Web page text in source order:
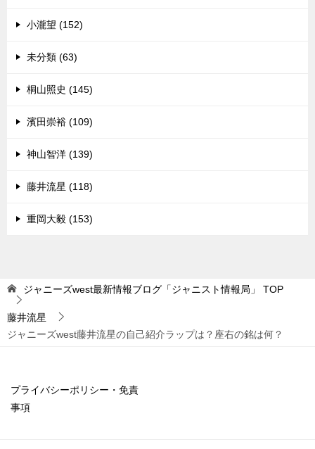
小瀧望 (152)
未分類 (63)
桐山照史 (145)
濱田崇裕 (109)
神山智洋 (139)
藤井流星 (118)
重岡大毅 (153)
ジャニーズwest最新情報ブログ「ジャニスト情報局」 TOP
藤井流星
ジャニーズwest藤井流星の自己紹介ラップは？座右の銘は何？
プライバシーポリシー・免責
事項